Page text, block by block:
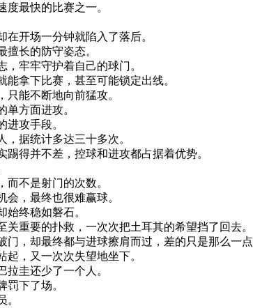
度最快的比赛之一。
在开场一分钟就陷入 了落后。
擅长的防守姿态。
， 牢牢守护着自己的球门 。
能拿下比赛 ， 甚至可能锁定出线。
， 只能不断地向前猛攻。
单方面进攻。
进攻手段。
， 据统计多达三十多次。
踢得并不差 ， 控球和进攻都占据着优势。
， 而不是射门的次数。
会 ， 最终也很难赢球。
始终稳如磐石。
关重要的扑救 ， 一次次把土耳其的希望挡了 回去。
门 ， 却最终都与进球擦肩而过 ， 差的只是那么一点
起 ， 又 一次次失望地坐下。
拉圭还少了一个 人 。
罚下了场。
。